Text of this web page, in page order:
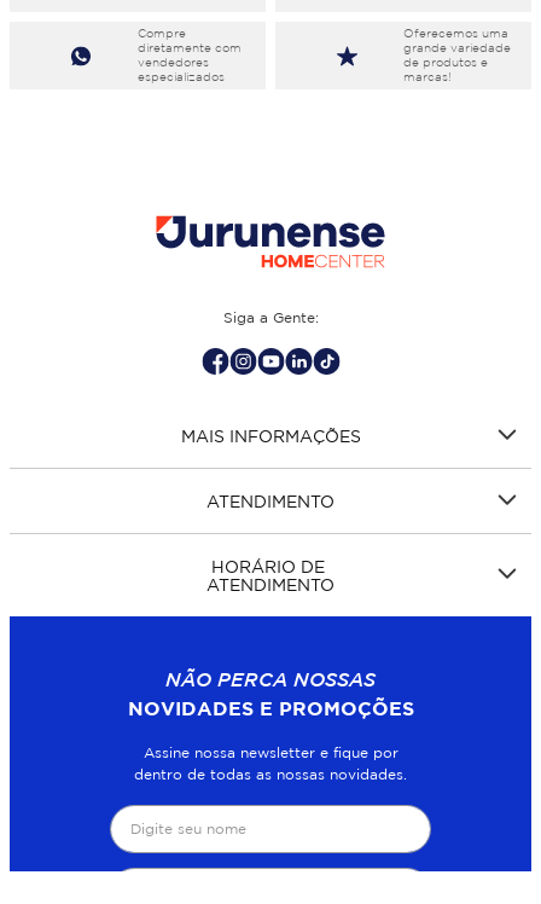
Compre
diretamente com
vendedores
especializados
Oferecemos uma
grande variedade
de produtos e
marcas!
Siga a Gente:
MAIS INFORMAÇÕES
ATENDIMENTO
HORÁRIO DE
ATENDIMENTO
NÃO PERCA NOSSAS
NOVIDADES E PROMOÇÕES
Assine nossa newsletter e fique por
dentro de todas as nossas novidades.